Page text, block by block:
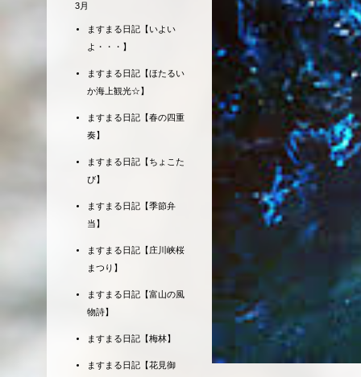
3月
ますまる日記【いよい
よ・・・】
ますまる日記【ほたるい
か海上観光☆】
ますまる日記【春の四重
奏】
ますまる日記【ちょこた
び】
ますまる日記【季節弁
当】
ますまる日記【庄川峡桜
まつり】
ますまる日記【富山の風
物詩】
ますまる日記【梅林】
ますまる日記【花見御